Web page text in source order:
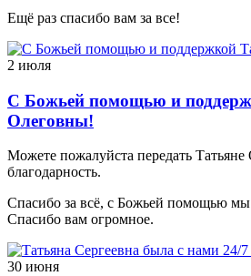
Ещё раз спасибо вам за все!
2 июля
С Божьей помощью и
Олеговны!
Можете пожалуйста передать
благодарность.
Спасибо за всё, с Божьей помощью мы
Спасибо вам огромное.
30 июня